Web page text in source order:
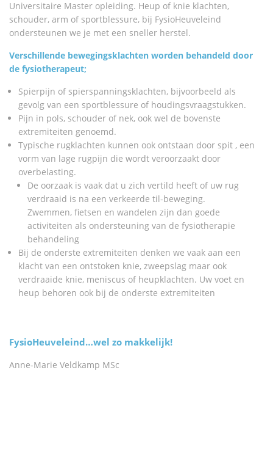
Universitaire Master opleiding. Heup of knie klachten,
schouder, arm of sportblessure, bij FysioHeuveleind
ondersteunen we je met een sneller herstel.
Verschillende bewegingsklachten worden behandeld door
de fysiotherapeut;
Spierpijn of spierspanningsklachten, bijvoorbeeld als
gevolg van een sportblessure of houdingsvraagstukken.
Pijn in pols, schouder of nek, ook wel de bovenste
extremiteiten genoemd.
Typische rugklachten kunnen ook ontstaan door spit , een
vorm van lage rugpijn die wordt veroorzaakt door
overbelasting.
De oorzaak is vaak dat u zich vertild heeft of uw rug
verdraaid is na een verkeerde til-beweging.
Zwemmen, fietsen en wandelen zijn dan goede
activiteiten als ondersteuning van de fysiotherapie
behandeling
Bij de onderste extremiteiten denken we vaak aan een
klacht van een ontstoken knie, zweepslag maar ook
verdraaide knie, meniscus of heupklachten. Uw voet en
heup behoren ook bij de onderste extremiteiten
FysioHeuveleind…wel zo makkelijk!
Anne-Marie Veldkamp MSc